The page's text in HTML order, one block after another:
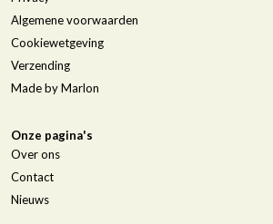
Algemene voorwaarden
Cookiewetgeving
Verzending
Made by Marlon
Onze pagina's
Over ons
Contact
Nieuws